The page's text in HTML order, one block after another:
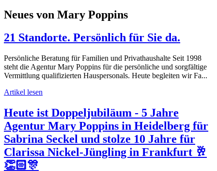
Neues von Mary Poppins
21 Standorte. Persönlich für Sie da.
Persönliche Beratung für Familien und Privathaushalte Seit 1998
steht die Agentur Mary Poppins für die persönliche und sorgfältige
Vermittlung qualifizierten Hauspersonals. Heute begleiten wir Fa...
Artikel lesen
Heute ist Doppeljubiläum - 5 Jahre
Agentur Mary Poppins in Heidelberg für
Sabrina Seckel und stolze 10 Jahre für
Clarissa Nickel-Jüngling in Frankfurt 🥂
👏🏻🎊